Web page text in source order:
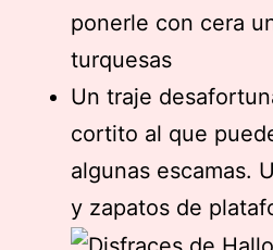
ponerle con cera
turquesas
Un traje
cortito al que
algunas escamas.
y zapatos de